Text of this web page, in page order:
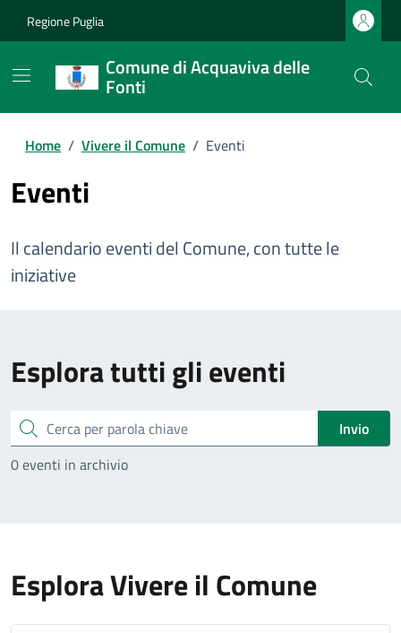
Regione Puglia
Comune di Acquaviva delle
Fonti
Home / Vivere il Comune / Eventi
Eventi
Il calendario eventi del Comune, con tutte le
iniziative
Esplora tutti gli eventi
Cerca
Invio
0 eventi in archivio
Esplora Vivere il Comune